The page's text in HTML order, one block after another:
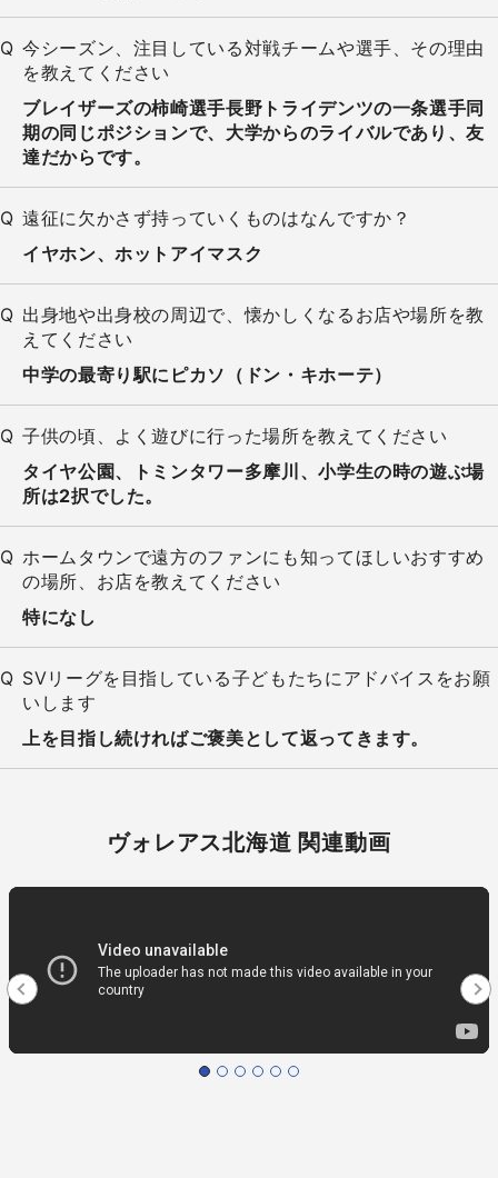
今シーズン、注目している対戦チームや選手、その理由
を教えてください
ブレイザーズの柿崎選手長野トライデンツの一条選手同
期の同じポジションで、大学からのライバルであり、友
達だからです。
遠征に欠かさず持っていくものはなんですか？
イヤホン、ホットアイマスク
出身地や出身校の周辺で、懐かしくなるお店や場所を教
えてください
中学の最寄り駅にピカソ（ドン・キホーテ）
子供の頃、よく遊びに行った場所を教えてください
タイヤ公園、トミンタワー多摩川、小学生の時の遊ぶ場
所は2択でした。
ホームタウンで遠方のファンにも知ってほしいおすすめ
の場所、お店を教えてください
特になし
SVリーグを目指している子どもたちにアドバイスをお願
いします
上を目指し続ければご褒美として返ってきます。
ヴォレアス北海道 関連動画